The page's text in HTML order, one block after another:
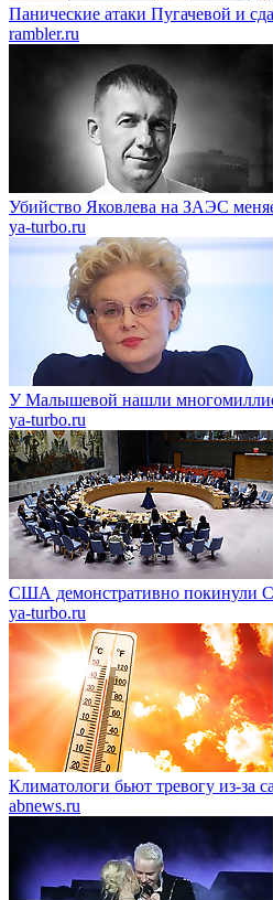
Панические атаки Пугачевой и
rambler.ru
Убийство Яковлева на ЗАЭС
ya-turbo.ru
У Малышевой нашли
ya-turbo.ru
США демонстративно покинули
ya-turbo.ru
Климатологи бьют тревогу из-за
abnews.ru